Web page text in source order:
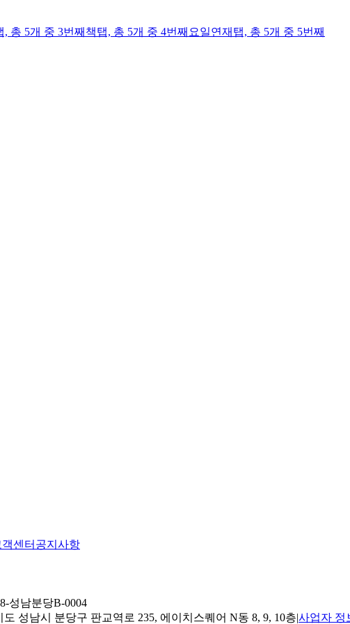
, 총 5개 중 3번째 책탭, 총 5개 중 4번째 요일연재 탭, 총 5개 중 5번째
객센터 공지사항
성남분당B-0004
도 성남시 분당구 판교역로 235, 에이치스퀘어 N동 8, 9, 10층|사업자 정